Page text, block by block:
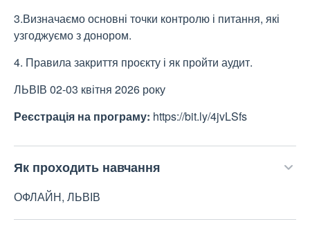
3.Визначаємо основні точки контролю і питання, які
узгоджуємо з донором.
4. Правила закриття проєкту і як пройти аудит.
ЛЬВІВ 02-03 квітня 2026 року
Реєстрація на програму: https://bit.ly/4jvLSfs
Як проходить навчання
ОФЛАЙН, ЛЬВІВ